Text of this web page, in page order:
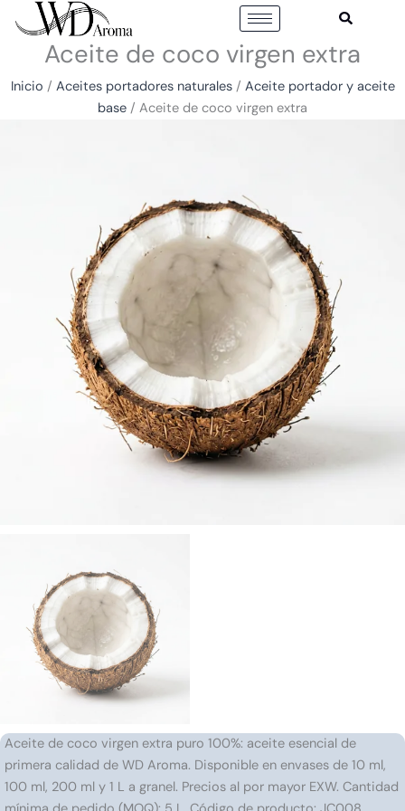
contenidoAceite de coco virgen extra
Inicio / Aceites portadores naturales/ Aceite portador y aceite
base / Aceite de coco virgen extra
Aceite de coco virgen extra puro 100%: aceite esencial de
primera calidad de WD Aroma. Disponible en envases de 10 ml,
100 ml, 200 ml y 1 L a granel. Precios al por mayor EXW. Cantidad